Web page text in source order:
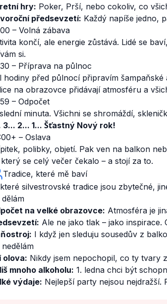
hry: Poker, Prší, nebo cokoliv, co
předsevzetí: Každý napíše jedno,
– Volná zábava
končí, ale energie zůstává. Lidé se
si.
– Příprava na půlnoc
hodiny před půlnocí připravím šampaňské
na obrazovce přidávají atmosféru a
– Odpočet
minuta. Všichni se shromáždí,
3... 2... 1... Šťastný Nový rok!
– Oslava
polibky, objetí. Pak ven na balkon
se celý večer čekalo – a stojí za to.
Tradice, které mě baví
silvestrovské tradice jsou zbytečné,
dělám
na velké obrazovce: Atmosféra je
Ale ne jako tlak – jako inspirace.
I když jen sleduju sousedův z
nedělám
olova: Nikdy jsem nepochopil, co ty tvary
mnoho alkoholu: 1. ledna chci být
výdaje: Nejlepší party nejsou nejdražší.